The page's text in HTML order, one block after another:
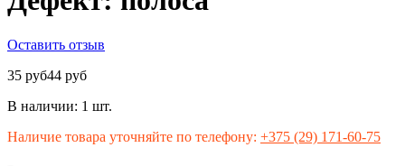
Оставить отзыв
35 руб44 руб
В наличии: 1 шт.
Наличие товара уточняйте по телефону: +375 (29) 171-60-75